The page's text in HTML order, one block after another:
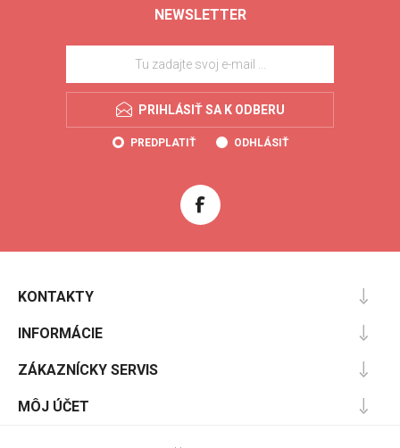
NEWSLETTER
PRIHLÁSIŤ SA K ODBERU
PREDPLATIŤ ODHLÁSIŤ
KONTAKTY
INFORMÁCIE
ZÁKAZNÍCKY SERVIS
MÔJ ÚČET